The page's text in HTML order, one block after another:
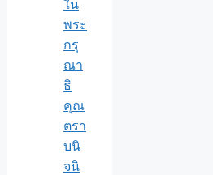
ใน
พระ
กรุ
ณา
ธิ
คุณ
ตรา
บนิ
จนิ